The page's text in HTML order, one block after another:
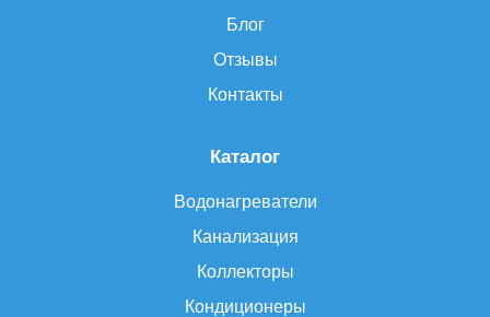
Каталог
Водонагреватели
Канализация
Коллекторы
Кондиционеры
Блог
Отзывы
Контакты